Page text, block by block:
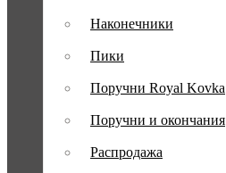
Наконечники
Пики
Поручни Royal Kovka
Поручни и окончания
Распродажа